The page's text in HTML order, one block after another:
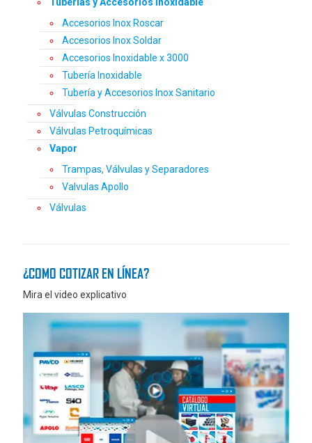
Tuberías y Accesorios Inoxidable
Accesorios Inox Roscar
Accesorios Inox Soldar
Accesorios Inoxidable x 3000
Tubería Inoxidable
Tubería y Accesorios Inox Sanitario
Válvulas Construcción
Válvulas Petroquímicas
Vapor
Trampas, Válvulas y Separadores
Valvulas Apollo
Válvulas
¿COMO COTIZAR EN LÍNEA?
Mira el video explicativo